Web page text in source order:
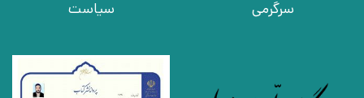
سرگرمی
سیاست